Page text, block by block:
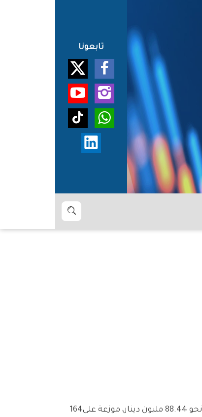
تابعونا
بحث
سجّلت‭ ‬القيمة‭ ‬الإجمالية‭ ‬للعقود‭ ‬العقارية‭ ‬المسجلة‭ ‬في‭ ‬وزارة‭ ‬العدل‭ ‬الكويتية‭ ‬خلال‭ ‬الفترة‭ ‬من‭ ‬1‭ ‬إلى‭ ‬12‭ ‬مارس‭ ‬2026‭ ‬نحو‭ ‬88‭.‬44‭ ‬مليون‭ ‬دينار،‭ ‬موزعة‭ ‬على‭ ‬164‭